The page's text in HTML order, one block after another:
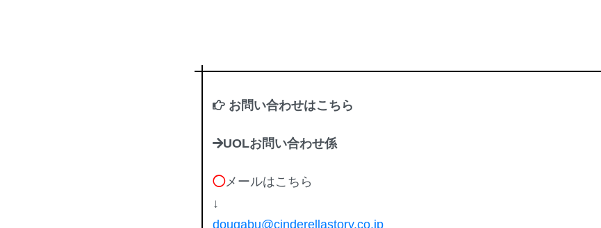
お問い合わせはこちら
UOLお問い合わせ係
◯メールはこちら
↓
dougabu@cinderellastory.co.jp